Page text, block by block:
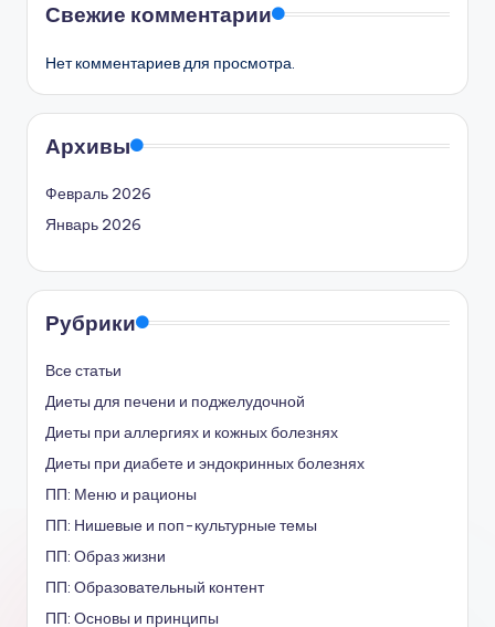
Свежие комментарии
Нет комментариев для просмотра.
Архивы
Февраль 2026
Январь 2026
Рубрики
Все статьи
Диеты для печени и поджелудочной
Диеты при аллергиях и кожных болезнях
Диеты при диабете и эндокринных болезнях
ПП: Меню и рационы
ПП: Нишевые и поп-культурные темы
ПП: Образ жизни
ПП: Образовательный контент
ПП: Основы и принципы